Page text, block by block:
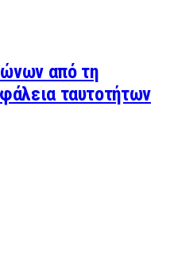
από τη
ταυτοτήτων